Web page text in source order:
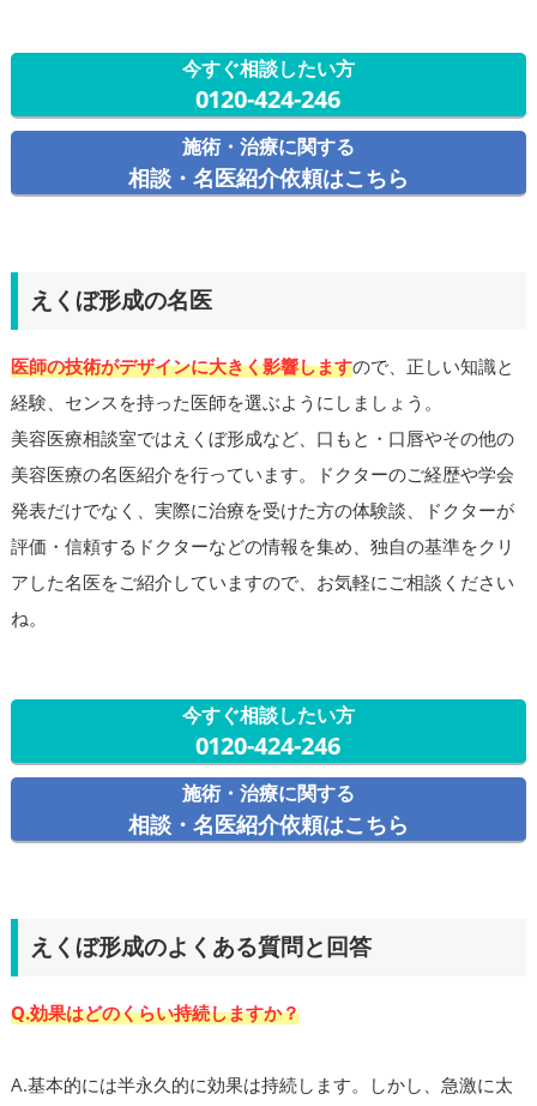
今すぐ相談したい方
0120-424-246
施術・治療に関する
相談・名医紹介依頼はこちら
えくぼ形成の名医
医師の技術がデザインに大きく影響しますので、正しい知識と
経験、センスを持った医師を選ぶようにしましょう。
美容医療相談室ではえくぼ形成など、口もと・口唇やその他の
美容医療の名医紹介を行っています。ドクターのご経歴や学会
発表だけでなく、実際に治療を受けた方の体験談、ドクターが
評価・信頼するドクターなどの情報を集め、独自の基準をクリ
アした名医をご紹介していますので、お気軽にご相談ください
ね。
今すぐ相談したい方
0120-424-246
施術・治療に関する
相談・名医紹介依頼はこちら
えくぼ形成のよくある質問と回答
Q.効果はどのくらい持続しますか？
A.基本的には半永久的に効果は持続します。しかし、急激に太